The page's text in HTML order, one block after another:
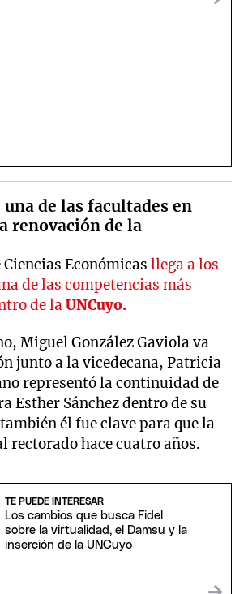
de las facultades en
renovación de la
Económicasllega a los
de las competencias más
de la UNCuyo.
Miguel González Gaviola va
junto a la vicedecana, Patricia
representó la continuidad de
Esther Sánchez dentro de su
él fue clave para que la
rectorado hace cuatro años.
TE PUEDE INTERESAR
Los cambios que busca Fidel
sobre la virtualidad, el Damsu y la
inserción de la UNCuyo